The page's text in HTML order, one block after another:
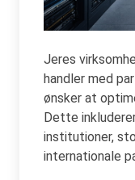
Jeres
handler med
ønsker at
Dette
institutioner,
internationale